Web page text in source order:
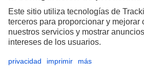
pferd-es@pferd.com
Aviso legal